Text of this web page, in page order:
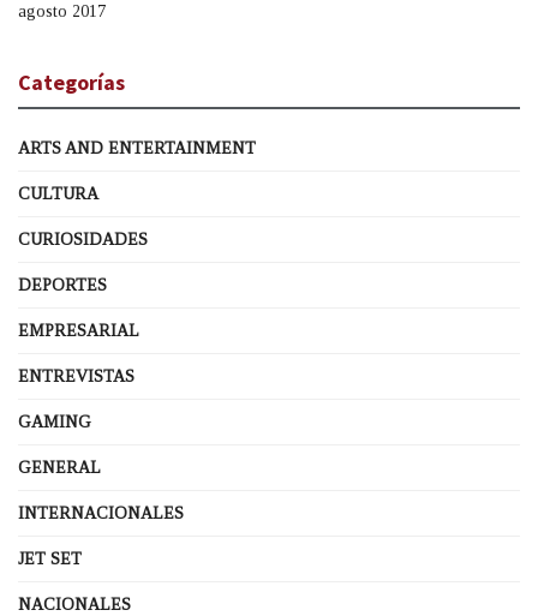
agosto 2017
Categorías
ARTS AND ENTERTAINMENT
CULTURA
CURIOSIDADES
DEPORTES
EMPRESARIAL
ENTREVISTAS
GAMING
GENERAL
INTERNACIONALES
JET SET
NACIONALES